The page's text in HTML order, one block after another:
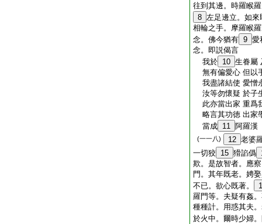
往到其邊。時羅睺
8 左足邊立。如
相輪之手。摩羅睺
念。佛今猶有 9 愛
念。即説偈言
我於 10 生眷屬
無有偏愛心 但以
我盡諸結使 愛憎
汝等勿懷疑 於子
此亦當出家 重爲
略言其功徳 出家
當成 11 阿羅漢
(一一八) 12 老婆
一切狡 15 猾諂僞
欺。是故智者。應
門。其年既老。娉
不已。欲心既著。
羅門等。夫疑有姦
種種計。用惑其夫
於火中。爾時少婦